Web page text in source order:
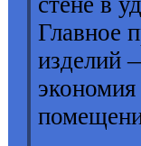
Главное
изделий
экономия